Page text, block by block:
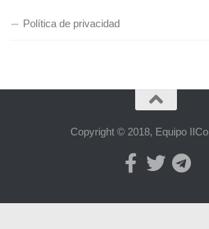
Política de privacidad
Copyright © 2018, Equipo